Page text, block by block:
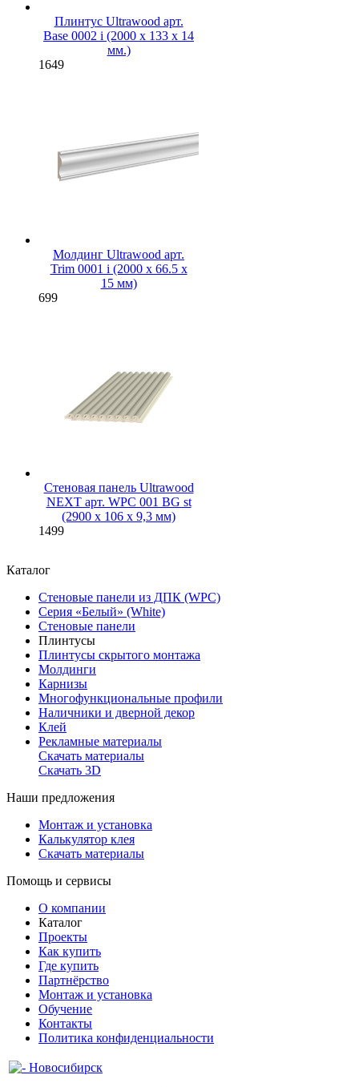
Плинтус Ultrawood арт.
Base 0002 i (2000 x 133 x 14
мм.)
1649
Молдинг Ultrawood арт.
Trim 0001 i (2000 х 66.5 х
15 мм)
699
Стеновая панель Ultrawood
NEXT арт. WPC 001 BG st
(2900 х 106 х 9,3 мм)
1499
Каталог
Стеновые панели из ДПК (WPC)
Серия «Белый» (White)
Стеновые панели
Плинтусы
Плинтусы скрытого монтажа
Молдинги
Карнизы
Многофункциональные профили
Наличники и дверной декор
Клей
Рекламные материалы
Скачать материалы
Скачать 3D
Наши предложения
Монтаж и установка
Калькулятор клея
Скачать материалы
Помощь и сервисы
О компании
Каталог
Проекты
Как купить
Где купить
Партнёрство
Монтаж и установка
Обучение
Контакты
Политика конфиденциальности